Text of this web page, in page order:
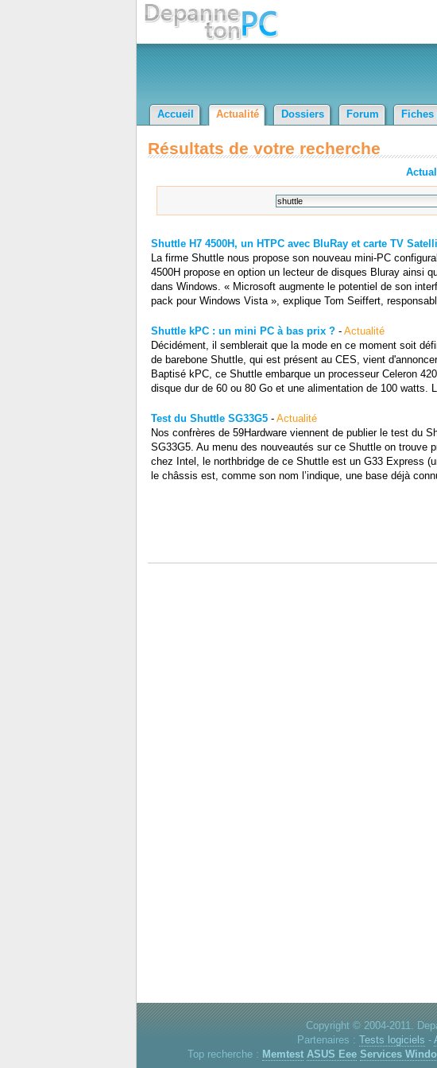
Accueil Actualité Dossiers Forum
Résultats de votre recherche
Shuttle H7 4500H, un HTPC avec BluRay et carte TV
La firme Shuttle nous propose son nouveau mini-PC
4500H propose en option un lecteur de disques Bluray ainsi
dans Windows. « Microsoft augmente le potentiel de son
pack pour Windows Vista », explique Tom Seiffert,
Shuttle kPC : un mini PC à bas prix ?- Actualité
Décidément, il semblerait que la mode en ce moment soit
de barebone Shuttle, qui est présent au CES, vient
Baptisé kPC, ce Shuttle embarque un processeur Celeron
disque dur de 60 ou 80 Go et une alimentation de 100 watts.
Test du Shuttle SG33G5- Actualité
Nos confrères de 59Hardware viennent de publier le test du
SG33G5. Au menu des nouveautés sur ce Shuttle on trouve
chez Intel, le northbridge de ce Shuttle est un G33 Express
le châssis est, comme son nom l’indique, une base déjà
Copyright © 2004-2011.
Partenaires : Tests logiciels -
Top recherche : Memtest ASUS Eee Services